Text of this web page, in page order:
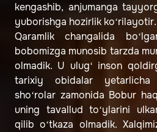
kengashib, anjumanga
yuborishga hozirlik ko‘rilayotir.
Qaramlik changalida
bobomizga munosib tarzda
olmadik. U ulug‘ inson
tarixiy obidalar yetarlicha
sho‘rolar zamonida Bobur
uning tavallud to‘ylarini
qilib o‘tkaza olmadik.